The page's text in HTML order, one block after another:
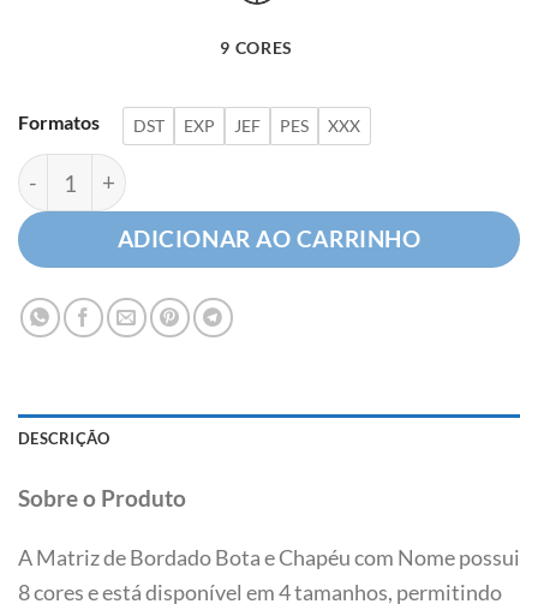
Formatos DST EXP JEF PES XXX
Bota e Chapéu com Nome quantidade
ADICIONAR AO CARRINHO
DESCRIÇÃO
Sobre o Produto
A Matriz de Bordado Bota e Chapéu com Nome possui
8 cores e está disponível em 4 tamanhos, permitindo